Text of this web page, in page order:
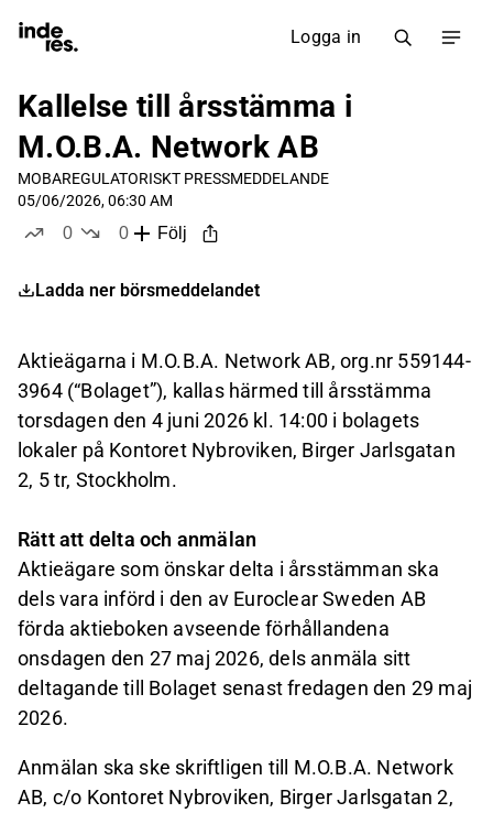
Logga in
Kallelse till årsstämma i
M.O.B.A. Network AB
MOBAREGULATORISKT PRESSMEDDELANDE
05/06/2026, 06:30 AM
0
0
Följ
Ladda ner börsmeddelandet
Aktieägarna i M.O.B.A. Network AB, org.nr 559144-
3964 (“Bolaget”), kallas härmed till årsstämma
torsdagen den 4 juni 2026 kl. 14:00 i bolagets
lokaler på Kontoret Nybroviken, Birger Jarlsgatan
2, 5 tr, Stockholm.
Rätt att delta och anmälan
Aktieägare som önskar delta i årsstämman ska
dels vara införd i den av Euroclear Sweden AB
förda aktieboken avseende förhållandena
onsdagen den 27 maj 2026, dels anmäla sitt
deltagande till Bolaget senast fredagen den 29 maj
2026.
Anmälan ska ske skriftligen till M.O.B.A. Network
AB, c/o Kontoret Nybroviken, Birger Jarlsgatan 2,